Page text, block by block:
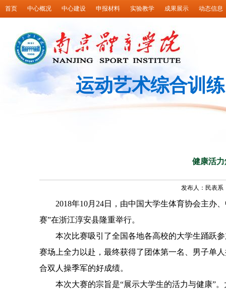
首页 中心概况 中心建设 申报材料 实验教学 成果展示 动态信息
运动艺术综合训
健康活
发布人：民表系
2018年10月 24日，由中国大学生体育协会主办
赛”在浙江淳安县隆重举行。
本次比赛吸引了全国各地各高校的大学生踊跃
赛场上全力以赴，最终获得了团体第一名、男子单
合双人操季军的好成绩。
本次大赛的宗旨是“展示大学生的活力与健康”